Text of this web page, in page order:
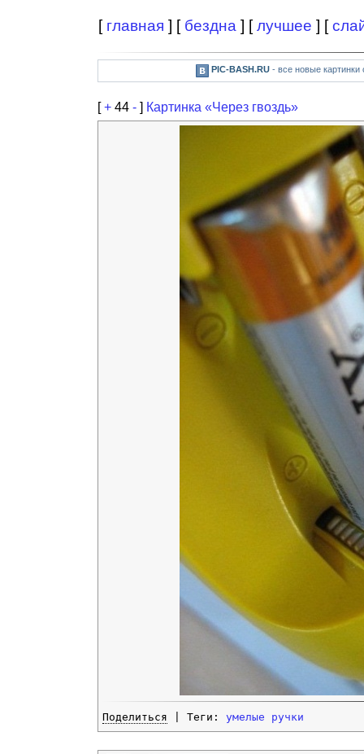
[ главная ] [ бездна ] [лучшее ] [
PIC-BASH.RU- все новые картинки
[+ 44 - ] Картинка «Через гвоздь»
Поделиться | Теги: умелые ручки